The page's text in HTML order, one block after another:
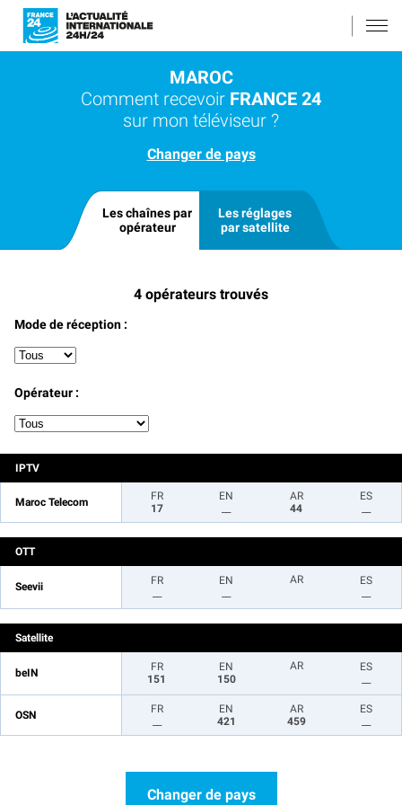
MAROC
Comment recevoir FRANCE 24
sur mon téléviseur ?
Changer de pays
Les chaînes par
opérateur
Les réglages
par satellite
4 opérateurs trouvés
Mode de réception :
Opérateur :
IPTV
Maroc Telecom
FR
17
EN
AR
44
ES
OTT
Seevii
FR
EN
AR
ES
Satellite
beIN
FR
151
EN
150
AR
ES
OSN
FR
EN
421
AR
459
ES
Changer de pays